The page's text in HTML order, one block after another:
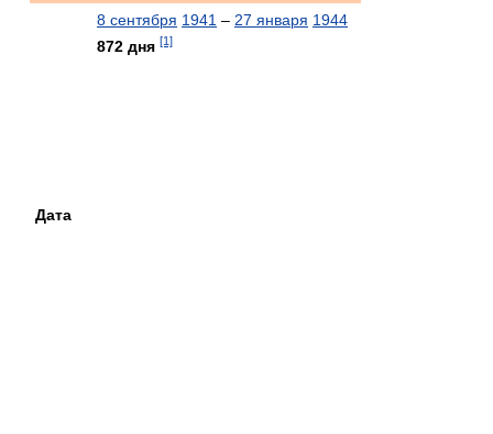
Дата
8 сентября 1941 – 27 января 1944
872 дня [1]